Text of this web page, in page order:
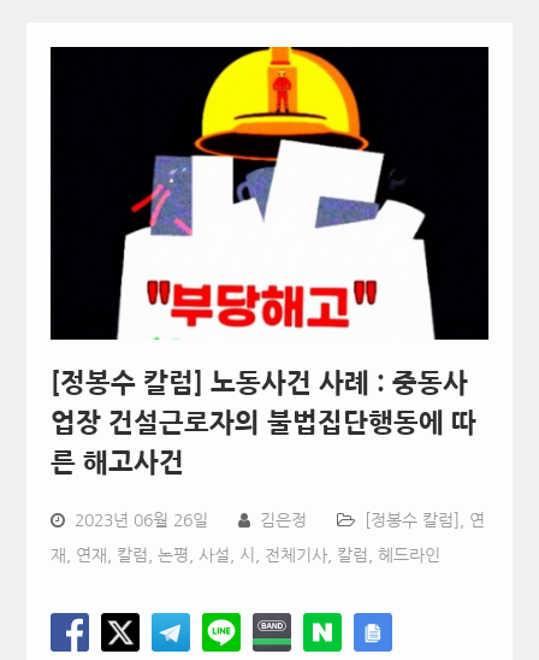
[정봉수 칼럼] 노동사건 사례 : 중동사
업장 건설근로자의 불법집단행동에 따
른 해고사건
2023년 06월 26일 김은정 [정봉수 칼럼] 연
재 연재, 칼럼, 논평, 사설, 시 전체기사, 칼럼 헤드라인